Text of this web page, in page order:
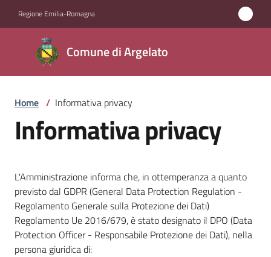
Regione Emilia-Romagna
Comune di Argelato
Comune
di
Argelato
Amministrazione
Servizi
Vivere
Argelato
Home / Informativa privacy
Informativa privacy
L'Amministrazione informa che, in ottemperanza a quanto
previsto dal GDPR (General Data Protection Regulation -
Regolamento Generale sulla Protezione dei Dati)
Regolamento Ue 2016/679, è stato designato il DPO (Data
Protection Officer - Responsabile Protezione dei Dati), nella
persona giuridica di: